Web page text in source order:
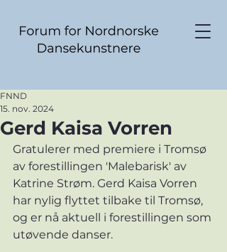
Gerd Kaisa Vorren
FNND
15. nov. 2024
Gratulerer med premiere i Tromsø
av forestillingen 'Malebarisk' av
Katrine Strøm. Gerd Kaisa Vorren
har nylig flyttet tilbake til Tromsø,
og er nå aktuell i forestillingen som
utøvende danser.